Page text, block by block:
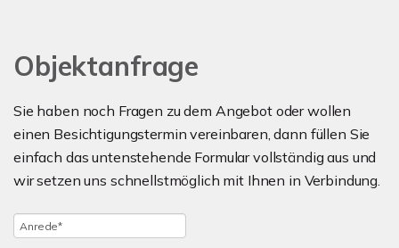
Objektanfrage
Sie haben noch Fragen zu dem Angebot oder wollen
einen Besichtigungstermin vereinbaren, dann füllen Sie
einfach das untenstehende Formular vollständig aus und
wir setzen uns schnellstmöglich mit Ihnen in Verbindung.